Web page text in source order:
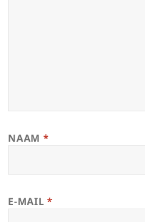
NAAM *
E-MAIL *